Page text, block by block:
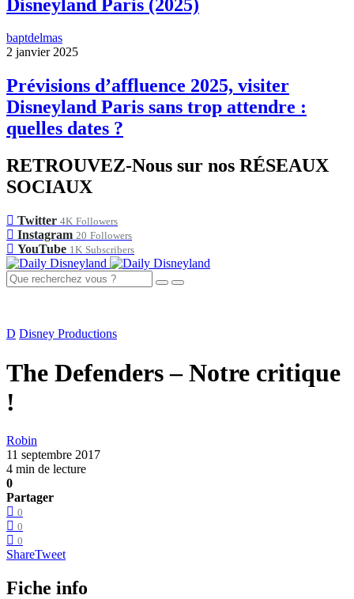
Disneyland Paris (2025)
baptdelmas
2 janvier 2025
Prévisions d’affluence 2025, visiter
Disneyland Paris sans trop attendre :
quelles dates ?
RETROUVEZ-Nous sur nos RÉSEAUX
SOCIAUX
Twitter 4K Followers
Instagram 20 Followers
YouTube 1K Subscribers
D Disney Productions
The Defenders – Notre critique
!
Robin
11 septembre 2017
4 min de lecture
0
Partager
0
0
0
ShareTweet
Fiche info